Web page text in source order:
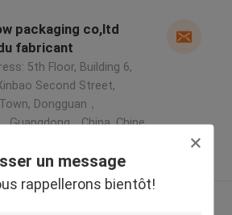
un message
rappellerons bientôt!
packaging co,ltd
fabricant
5th Floor, Building 6,
Second Street,
Dongguan，
Guangdong，China ,Chine
vérifié